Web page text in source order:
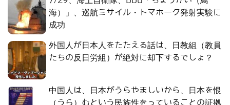
海）」、巡航ミサイル・トマホーク発射実験に
成功
外国人が日本人をたたえる話は、日教組（教員
たちの反日労組）が絶対に却下するでしょ？
中国人は、日本がうらやましいから、日本を恨
（うら）むという民族性をっていることの証拠